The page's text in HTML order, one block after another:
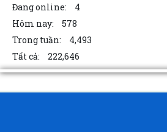
NGUYÊN TẮC PHÂN PHỐI TRONG NỀN
MỐI QUAN HỆ GIỮA DÂN CHỦ VÀ CHỦ
CỦA C.MÁC VÀ SỰ VẬN DỤNG Ở VIỆT NAM
Đang online:
4
Hôm nay:
578
Trong tuần:
4,493
Tất cả:
222,646